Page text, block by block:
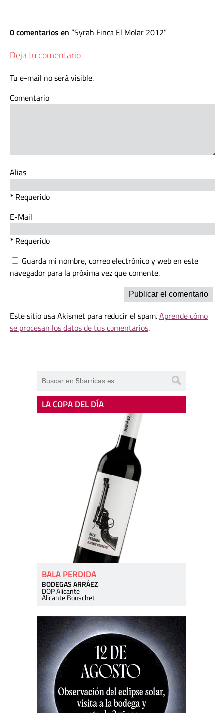
0 comentarios en Syrah Finca El Molar 2012
Deja tu comentario
Tu e-mail no será visible.
Comentario
Alias
* Requerido
E-Mail
* Requerido
Guarda mi nombre, correo electrónico y web en este
navegador para la próxima vez que comente.
Este sitio usa Akismet para reducir el spam.Aprende cómo
se procesan los datos de tus comentarios.
LA COPA DEL DÍA
BALA PERDIDA
BODEGAS ARRÁEZ
DOP Alicante
Alicante Bouschet